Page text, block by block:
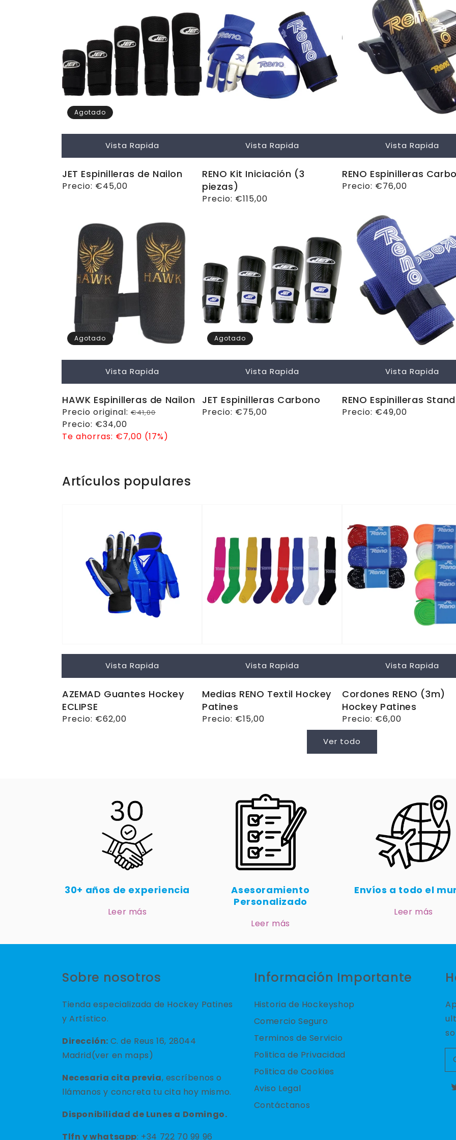
Agotado
Vista Rapida
JET Espinilleras de Nailon
Precio
Precio: €45,00
Vista Rapida
RENO Kit Iniciación (3
piezas)
Precio
Precio: €115,00
Vista Rapida
RENO Espinilleras
Precio
Precio: €76,00
Agotado
Vista Rapida
HAWK Espinilleras de Nailon
Precio
habitual
Precio original: €41,00
Precio
de
Precio: €34,00
Te ahorras: €7,00 (17%)
Agotado
Vista Rapida
JET Espinilleras Carbono
Precio
Precio: €75,00
Vista Rapida
RENO Espinilleras
Precio
Precio: €49,00
Artículos populares
Vista Rapida
AZEMAD Guantes Hockey
ECLIPSE
Precio
Precio: €62,00
Vista Rapida
Medias RENO Textil Hockey
Patines
Precio
Precio: €15,00
Vista Rapida
Cordones RENO (3m)
Hockey Patines
Precio
habitual
Precio: €6,00
Ver todo
30+ años de experiencia
Leer más
Asesoramiento
Personalizado
Leer más
Envíos a todo el
Leer más
Sobre nosotros
Tienda especializada de Hockey Patines
y Artístico.
Dirección: C. de Reus 16, 28044
Madrid(ver en maps)
Necesaria cita previa, escríbenos o
llámanos y concreta tu cita hoy mismo.
Disponibilidad de Lunes a Domingo.
Tlfn ywhatsapp: +34 722 70 99 96
Información Importante
Historia de Hockeyshop
Comercio Seguro
Terminos de Servicio
Politica de Privacidad
Politica de Cookies
Aviso Legal
Contáctanos